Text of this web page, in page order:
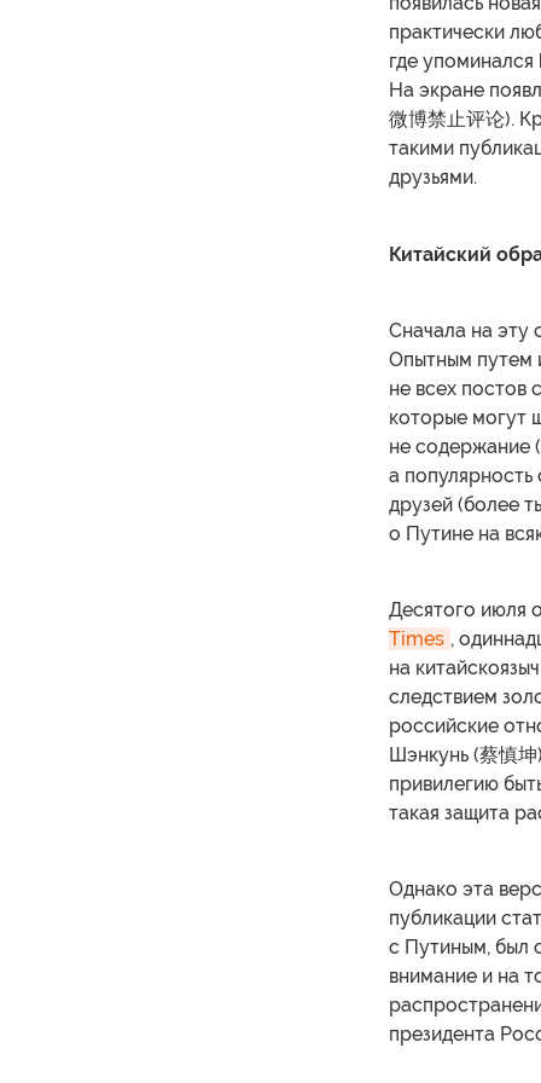
практически
где
На экране
微博禁止评论).
такими
друзьями.
Китайский
Сначала на эту
Опытным путем
не всех постов
которые могут
не содержание
а популярность
друзей (более
о Путине на
Десятого июля
Times ,
на
следствием
российские
Шэнкунь (蔡慎
привилегию
такая защита
Однако эта
публикации
с Путиным, был
внимание и на
президента